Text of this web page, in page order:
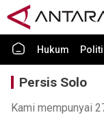
Hukum
Persis Solo
Kami mempunyai